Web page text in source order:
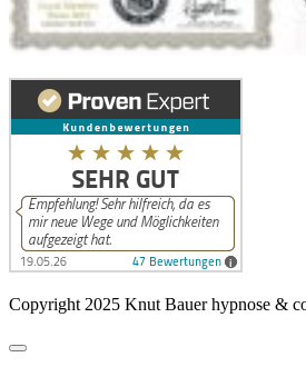
Copyright 2025 Knut Bauer hypnose &
Dialog